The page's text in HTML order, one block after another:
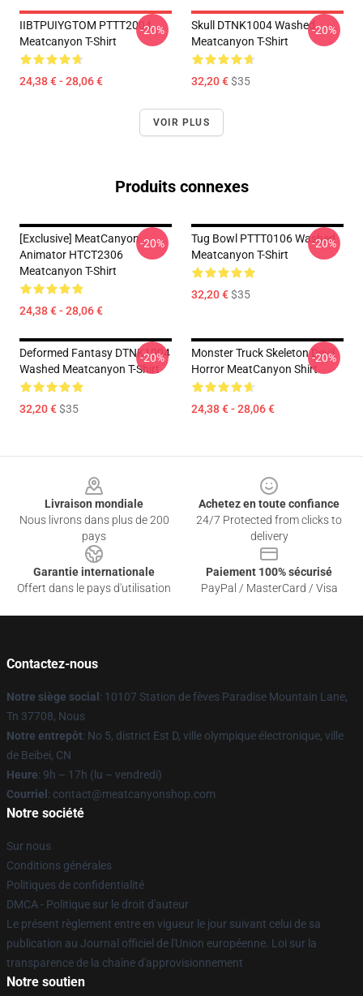
IIBTPUIYGTOM PTTT2004
Meatcanyon T-Shirt
24,38 € - 28,06 €
-20%
Skull DTNK1004 Washed
Meatcanyon T-Shirt
32,20 €$35
-20%
VOIR PLUS
Produits connexes
[Exclusive] MeatCanyon
Animator HTCT2306
Meatcanyon T-Shirt
24,38 € - 28,06 €
-20%
Tug Bowl PTTT0106 Washed
Meatcanyon T-Shirt
32,20 €$35
-20%
Deformed Fantasy DTNK1004
Washed Meatcanyon T-Shirt
32,20 €$35
-20%
Monster Truck Skeleton Devil
Horror MeatCanyon Shirt
24,38 € - 28,06 €
-20%
Livraison mondiale
Nous livrons dans plus de 200
pays
Achetez en toute confiance
24/7 Protected from clicks to
delivery
Garantie internationale
Offert dans le pays d'utilisation
Paiement 100% sécurisé
PayPal / MasterCard / Visa
Contactez-nous
Notre siège social : 10107 Station de fèves Paradise Mountain Lane,
Tn 37708, Nous
Notre entrepôt: No 5, district Est D, ville olympique électronique, ville
de Beibei, CN
Heure: 9h – 17h (lu – vendredi)
Courriel : contact@meatcanyonshop.com
Notre société
Sur nous
Conditions générales
Politiques de confidentialité
DMCA - Politique sur le droit d'auteur
Le présent règlement entre en vigueur le jour suivant celui de sa
publication au Journal officiel de l'Union européenne. Loi sur la
transparence de la chaîne d'approvisionnement
Notre soutien